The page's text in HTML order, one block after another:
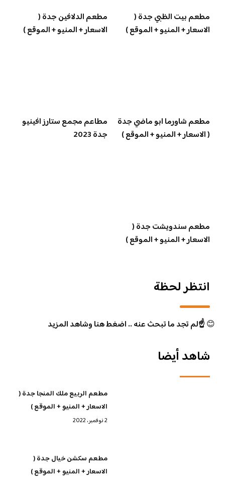
مطعم بيت الظبي جدة (
الاسعار + المنيو + الموقع )
مطعم الدلافين جدة (
الاسعار + المنيو + الموقع )
مطعم شاورما ابو ماضي جدة
( الاسعار + المنيو + الموقع )
مطاعم مجمع ستارز افينيو
جدة 2023
مطعم سندويشت جدة (
الاسعار + المنيو + الموقع )
انتظر لحظة
😊☝️لم تجد ما تبحث عنه .. اضغط هنا وشاهد المزيد
شاهد أيضا
مطعم الربيع ملك المنجا جدة (
الاسعار + المنيو + الموقع )
2 نوفمبر، 2022
مطعم سكشن خيال جدة (
الاسعار + المنيو + الموقع )